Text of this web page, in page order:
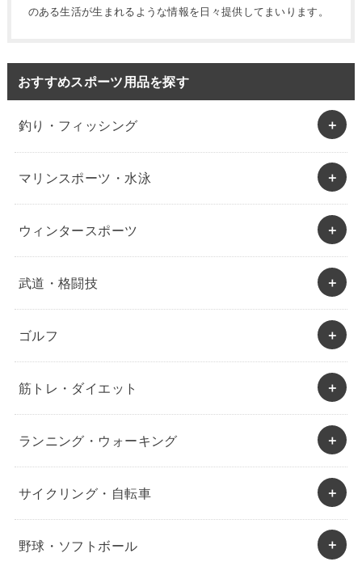
のある生活が生まれるような情報を日々提供してまいります。
おすすめスポーツ用品を探す
釣り・フィッシング
マリンスポーツ・水泳
ウィンタースポーツ
武道・格闘技
ゴルフ
筋トレ・ダイエット
ランニング・ウォーキング
サイクリング・自転車
野球・ソフトボール